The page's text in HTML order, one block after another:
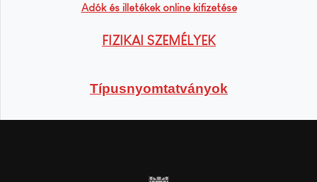
Adók és illetékek online kifizetése
FIZIKAI SZEMÉLYEK
Típusnyomtatványok